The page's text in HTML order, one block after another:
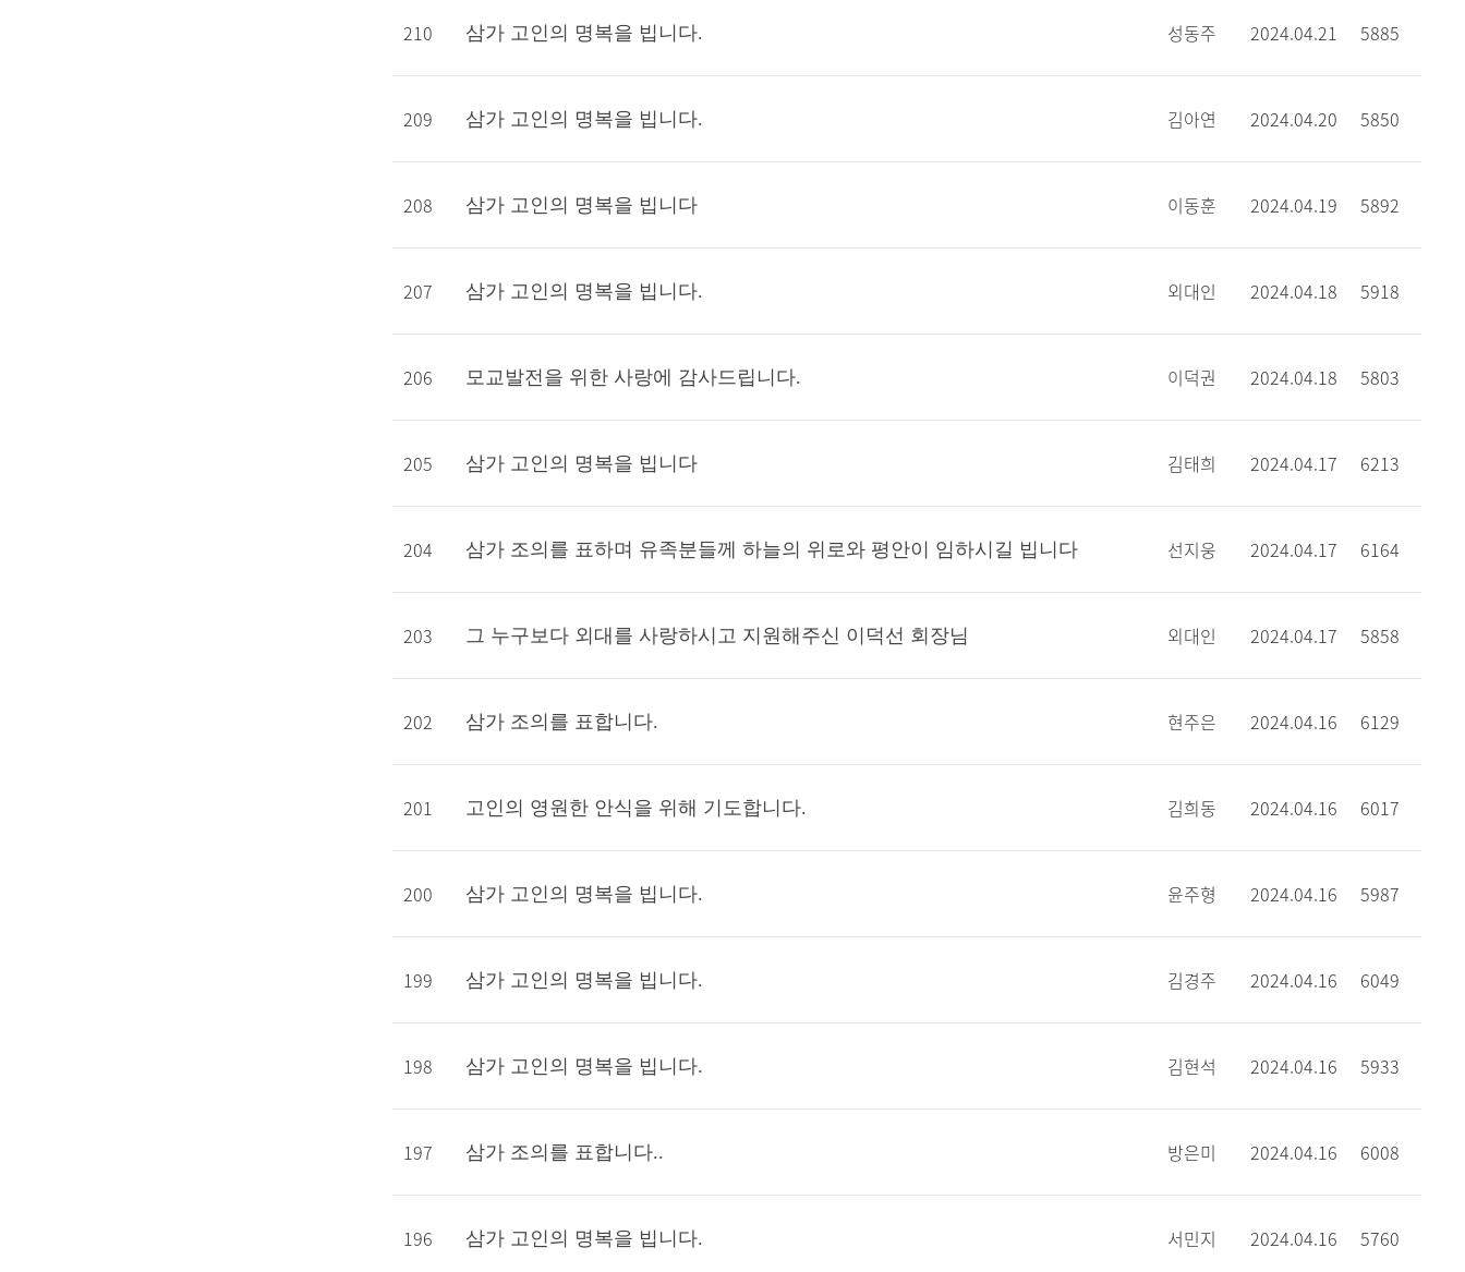
210 삼가 고인의 명복을 빕니다. 성동주 2024.04.21 5885
209 삼가 고인의 명복을 빕니다. 김아연 2024.04.20 5850
208 삼가 고인의 명복을 빕니다 이동훈 2024.04.19 5892
207 삼가 고인의 명복을 빕니다. 외대인 2024.04.18 5918
206 모교발전을 위한 사랑에 감사드립니다. 이덕권 2024.04.18 5803
205 삼가 고인의 명복을 빕니다 김태희 2024.04.17 6213
204 삼가 조의를 표하며 유족분들께 하늘의 위로와 평안이 임하시길 빕니다 선지웅 2024.04.17 6164
203 그 누구보다 외대를 사랑하시고 지원해주신 이덕선 회장님 외대인 2024.04.17 5858
202 삼가 조의를 표합니다. 현주은 2024.04.16 6129
201 고인의 영원한 안식을 위해 기도합니다. 김희동 2024.04.16 6017
200 삼가 고인의 명복을 빕니다. 윤주형 2024.04.16 5987
199 삼가 고인의 명복을 빕니다. 김경주 2024.04.16 6049
198 삼가 고인의 명복을 빕니다. 김현석 2024.04.16 5933
197 삼가 조의를 표합니다.. 방은미 2024.04.16 6008
196 삼가 고인의 명복을 빕니다. 서민지 2024.04.16 5760